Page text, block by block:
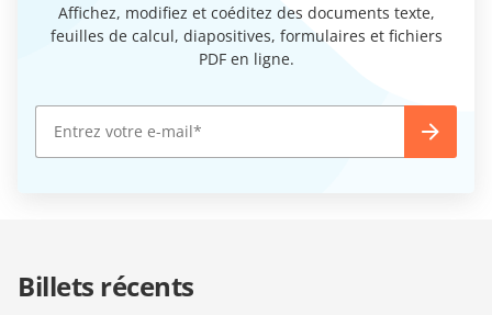
Affichez, modifiez et coéditez des documents texte,
feuilles de calcul, diapositives, formulaires et fichiers
PDF en ligne.
Billets récents